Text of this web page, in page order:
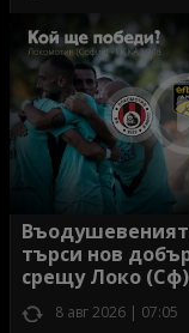
търси нов
срещу Локо
8 авг 2026 | 07:05